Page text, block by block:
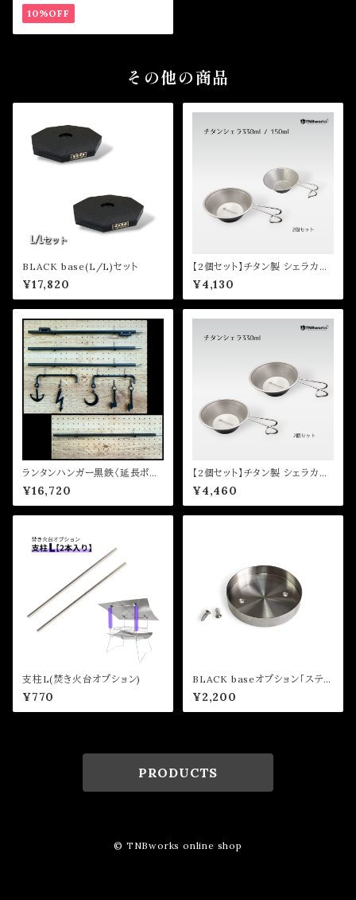
10%OFF
その他の商品
BLACK base(L/L)セット
¥17,820
【2個セット】チタン製 シェラカッ
プ 330ml / 150ml
¥4,130
ランタンハンガー黒鉄〈延長ポー
ルセット〉
¥16,720
【2個セット】チタン製 シェラカッ
プ 330ml
¥4,460
支柱L(焚き火台オプション)
¥770
BLACK baseオプション「ステン
レスカップ」
¥2,200
PRODUCTS
© TNBworks online shop